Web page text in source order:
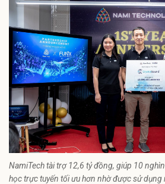
NamiTech tài trợ 12,6 tỷ đồng, giúp 10
học trực tuyến tối ưu hơn nhờ được sử